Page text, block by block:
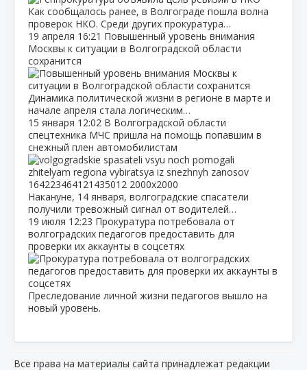
Как сообщалось ранее, в Волгограде пошла волна
проверок НКО. Среди других прокуратура…
19 апреля 16:21 Повышенный уровень внимания
Москвы к ситуации в Волгоградской области
сохранится
Динамика политической жизни в регионе в марте и
начале апреля стала логическим…
15 января 12:02 В Волгоградской области
спецтехника МЧС пришла на помощь попавшим в
снежный плен автомобилистам
Накануне, 14 января, волгоградские спасатели
получили тревожный сигнал от водителей…
19 июля 12:23 Прокуратура потребовала от
волгоградских педагогов предоставить для
проверки их аккаунты в соцсетях
Преследование личной жизни педагогов вышло на
новый уровень.
Все права на материалы сайта принадлежат редакции